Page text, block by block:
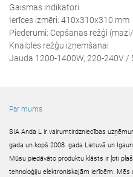
Gaismas indikatori
Ierīces izmēri: 410x310x310 mm
Piederumi: Cepšanas režģi
Knaibles režģu izņemšanai
Jauda 1200-1400W, 220-240V /
Par mums
SIA Anda L ir vairumtirdzniecības
gada un kopš 2008. gada Lietuvā un
Mūsu piedāvāto produktu klāsts ir ļoti
tehnoloģiju elektroniskajām ierīcēm.